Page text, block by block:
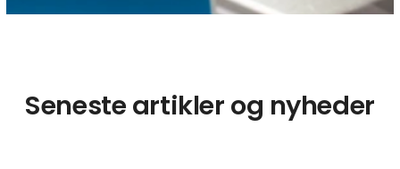
Seneste artikler og nyheder